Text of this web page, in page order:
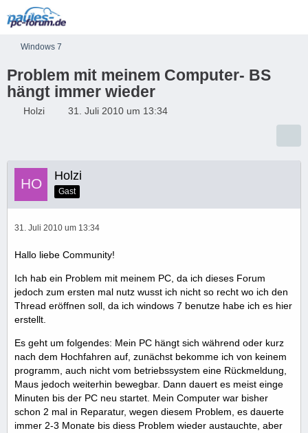
Windows 7
Problem mit meinem Computer- BS
hängt immer wieder
Holzi 31. Juli 2010 um 13:34
Holzi
Gast
31. Juli 2010 um 13:34
Hallo liebe Community!
Ich hab ein Problem mit meinem PC, da ich dieses Forum
jedoch zum ersten mal nutz wusst ich nicht so recht wo ich den
Thread eröffnen soll, da ich windows 7 benutze habe ich es hier
erstellt.
Es geht um folgendes: Mein PC hängt sich während oder kurz
nach dem Hochfahren auf, zunächst bekomme ich von keinem
programm, auch nicht vom betriebssystem eine Rückmeldung,
Maus jedoch weiterhin bewegbar. Dann dauert es meist einge
Minuten bis der PC neu startet. Mein Computer war bisher
schon 2 mal in Reparatur, wegen diesem Problem, es dauerte
immer 2-3 Monate bis diess Problem wieder austauchte, aber